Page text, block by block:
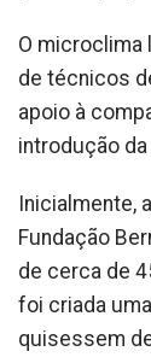
O microclima
de técnicos
apoio à
introdução da
Inicialmente,
Fundação
de cerca de
foi criada
quisessem